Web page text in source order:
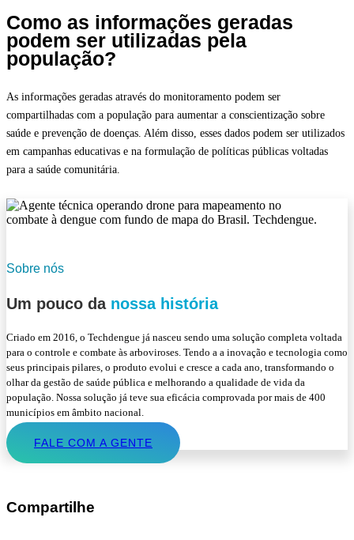
Como as informações geradas
podem ser utilizadas pela
população?
As informações geradas através do monitoramento podem ser
compartilhadas com a população para aumentar a conscientização sobre
saúde e prevenção de doenças. Além disso, esses dados podem ser utilizados
em campanhas educativas e na formulação de políticas públicas voltadas
para a saúde comunitária.
Sobre nós
Um pouco danossa história
Criado em 2016, o Techdengue já nasceu sendo uma solução completa voltada
para o controle e combate às arboviroses. Tendo a a inovação e tecnologia como
seus principais pilares, o produto evolui e cresce a cada ano, transformando o
olhar da gestão de saúde pública e melhorando a qualidade de vida da
população. Nossa solução já teve sua eficácia comprovada por mais de 400
municípios em âmbito nacional.
FALE COM A GENTE
Compartilhe